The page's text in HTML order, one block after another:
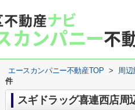
エースカンパニー不動産TOP > 周辺
件
スギドラッグ喜連西店周